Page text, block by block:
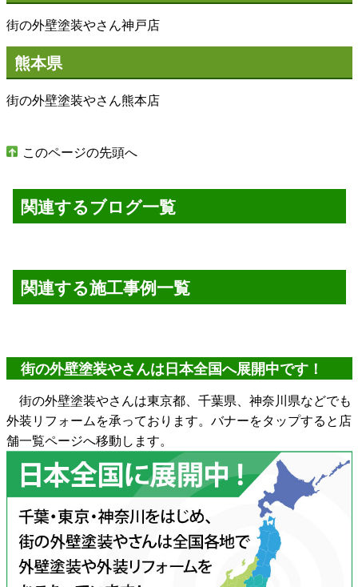
街の外壁塗装やさん神戸店
熊本県
街の外壁塗装やさん熊本店
このページの先頭へ
関連するブログ一覧
関連する施工事例一覧
街の外壁塗装やさんは日本全国へ展開中です！
街の外壁塗装やさんは東京都、千葉県、神奈川県などでも
外装リフォームを承っております。バナーをタップすると店
舗一覧ページへ移動します。